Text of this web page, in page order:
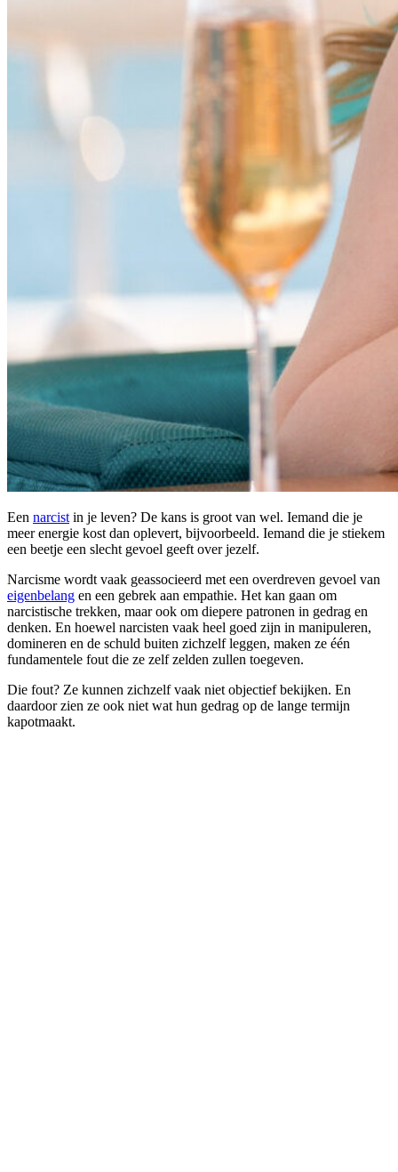
Een narcist in je leven? De kans is groot van wel. Iemand die je
meer energie kost dan oplevert, bijvoorbeeld. Iemand die je stiekem
een beetje een slecht gevoel geeft over jezelf.
Narcisme wordt vaak geassocieerd met een overdreven gevoel van
eigenbelang en een gebrek aan empathie. Het kan gaan om
narcistische trekken, maar ook om diepere patronen in gedrag en
denken. En hoewel narcisten vaak heel goed zijn in manipuleren,
domineren en de schuld buiten zichzelf leggen, maken ze één
fundamentele fout die ze zelf zelden zullen toegeven.
Die fout? Ze kunnen zichzelf vaak niet objectief bekijken. En
daardoor zien ze ook niet wat hun gedrag op de lange termijn
kapotmaakt.